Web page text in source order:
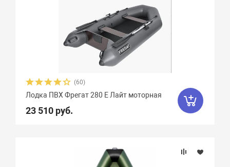
(60)
Лодка ПВХ Фрегат 280 Е Лайт моторная
23 510 руб.